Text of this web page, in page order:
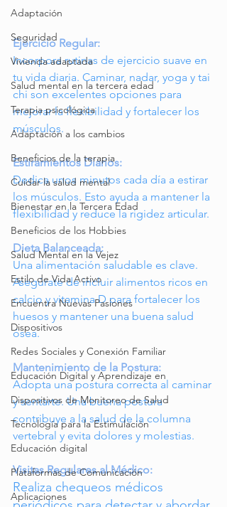
Adaptación
Seguridad
Vivienda adaptada
Salud mental en la tercera edad
Terapia psicológica
Adaptación a los cambios
Beneficios de la terapia
Cuidar la salud mental
Bienestar en la Tercera Edad
Beneficios de los Hobbies
Salud Mental en la Vejez
Estilo de Vida Activo
Encuentra Nuevas Pasiones
Dispositivos
Redes Sociales y Conexión Familiar
Educación Digital y Aprendizaje en
Dispositivos de Monitoreo de Salud
Tecnología para la Estimulación
Educación digital
Plataformas de Comunicación
Aplicaciones
Ejercicio Regular:
Incorpora rutinas de ejercicio suave en
tu vida diaria. Caminar, nadar, yoga y tai
chi son excelentes opciones para
mejorar la flexibilidad y fortalecer los
músculos.
Estiramientos Diarios:
Dedica unos minutos cada día a estirar
los músculos. Esto ayuda a mantener la
flexibilidad y reduce la rigidez articular.
Dieta Balanceada:
Una alimentación saludable es clave.
Asegúrate de incluir alimentos ricos en
calcio y vitamina D para fortalecer los
huesos y mantener una buena salud
ósea.
Mantenimiento de la Postura:
Adopta una postura correcta al caminar
y sentarte. Una buena postura
contribuye a la salud de la columna
vertebral y evita dolores y molestias.
Visitas Regulares al Médico:
Realiza chequeos médicos